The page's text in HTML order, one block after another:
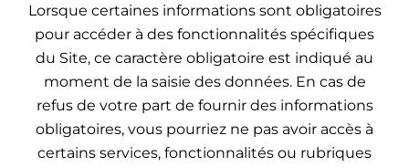
Lorsque certaines informations sont obligatoires
pour accéder à des fonctionnalités spécifiques
du Site, ce caractère obligatoire est indiqué au
moment de la saisie des données. En cas de
refus de votre part de fournir des informations
obligatoires, vous pourriez ne pas avoir accès à
certains services, fonctionnalités ou rubriques